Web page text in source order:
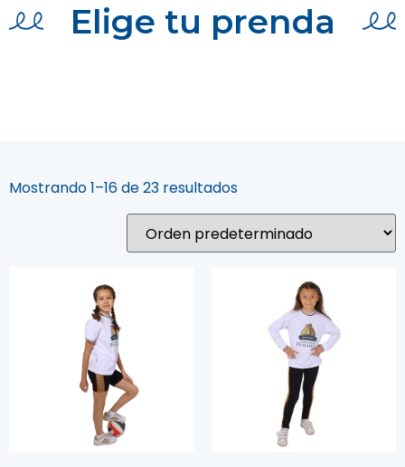
Elige tu prenda
Mostrando 1–16 de 23 resultados